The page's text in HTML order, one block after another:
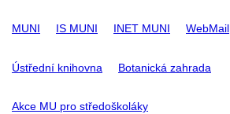
MUNI IS MUNI INET MUNI WebMail
Ústřední knihovna Botanická zahrada
Akce MU pro středoškoláky